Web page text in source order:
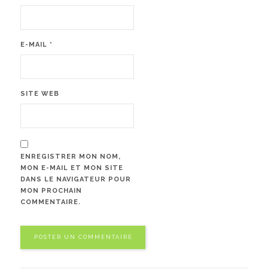
E-MAIL *
SITE WEB
ENREGISTRER MON NOM,
MON E-MAIL ET MON SITE
DANS LE NAVIGATEUR POUR
MON PROCHAIN
COMMENTAIRE.